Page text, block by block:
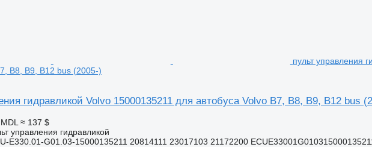
пульт управления
B8, B9, B12 bus (2005-)
гидравликой Volvo 15000135211 для автобуса Volvo B7, B8, B9, B12 bus
≈ 137 $
управления гидравликой
E330.01-G01.03-15000135211 20814111 23017103 21172200